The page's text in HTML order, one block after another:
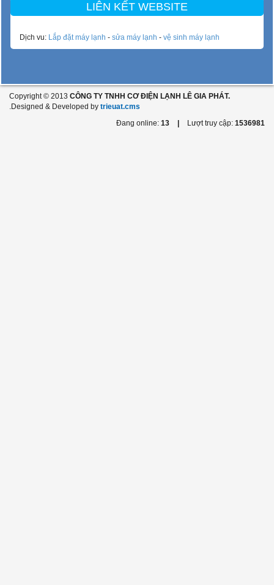
LIÊN KẾT WEBSITE
Dịch vu: Lắp đặt máy lạnh - sửa máy lạnh - vệ sinh máy lạnh
Copyright © 2013 CÔNG TY TNHH CƠ ĐIỆN LẠNH LÊ GIA PHÁT.
.Designed & Developed by trieuat.cms
Đang online: 13 Lượt truy cập: 1536981